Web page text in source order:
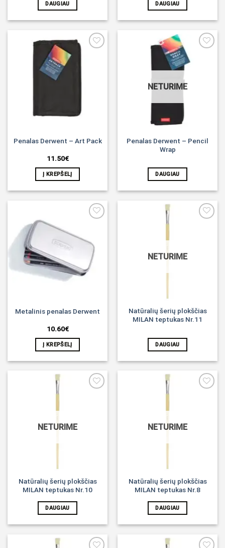
DAUGIAU DAUGIAU
Penalas Derwent – Art Pack
11.50€
Į KREPŠELĮ
NETURIME
Penalas Derwent – Pencil
Wrap
DAUGIAU
Noriu!
Metalinis penalas Derwent
10.60€
Į KREPŠELĮ
NETURIME
Natūralių šerių plokščias
MILAN teptukas Nr.11
DAUGIAU
NETURIME
Natūralių šerių plokščias
MILAN teptukas Nr.10
DAUGIAU
NETURIME
Natūralių šerių plokščias
MILAN teptukas Nr.8
DAUGIAU